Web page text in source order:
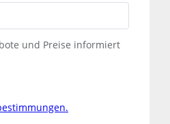
und Preise informiert